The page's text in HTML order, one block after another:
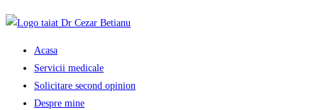
Skip
content Acasa
Servicii medicale
Solicitare second opinion
Despre mine